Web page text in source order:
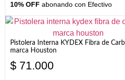
10% OFF abonando con Efectivo
Pistolera Interna KYDEX Fibra de
marca Houston
$ 71.000